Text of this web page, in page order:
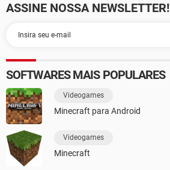
ASSINE NOSSA NEWSLETTER!
SOFTWARES MAIS POPULARES
Videogames
Minecraft para Android
Videogames
Minecraft